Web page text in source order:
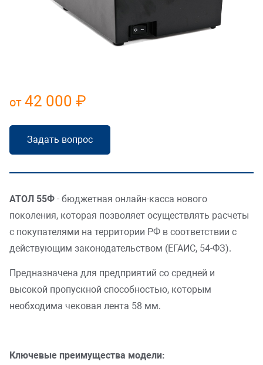
Складская логистика
Усилить безопасность
Открыть платную парковку
от 42 000 ₽
Задать вопрос
АТОЛ 55Ф - бюджетная онлайн-касса нового
поколения, которая позволяет осуществлять расчеты
с покупателями на территории РФ в соответствии с
действующим законодательством (ЕГАИС, 54-ФЗ).
Предназначена для предприятий со средней и
высокой пропускной способностью, которым
необходима чековая лента 58 мм.
Ключевые преимущества модели: